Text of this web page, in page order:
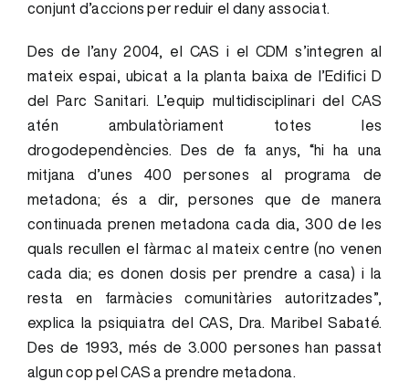
conjunt d’accions per reduir el dany associat.
Des de l’any 2004, el CAS i el CDM s’integren al
mateix espai, ubicat a la planta baixa de l’Edifici D
del Parc Sanitari. L’equip multidisciplinari del CAS
atén ambulatòriament totes les
drogodependències. Des de fa anys, “hi ha una
mitjana d’unes 400 persones al programa de
metadona; és a dir, persones que de manera
continuada prenen metadona cada dia, 300 de les
quals recullen el fàrmac al mateix centre (no venen
cada dia; es donen dosis per prendre a casa) i la
resta en farmàcies comunitàries autoritzades”,
explica la psiquiatra del CAS, Dra. Maribel Sabaté.
Des de 1993, més de 3.000 persones han passat
algun cop pel CAS a prendre metadona.